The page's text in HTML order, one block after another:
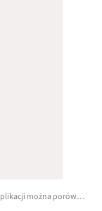
Yanosik: w nowej wersji aplikacji można porównać i kupić OC/AC